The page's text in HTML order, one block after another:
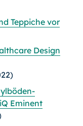
Teppiche vor
Design
Eminent